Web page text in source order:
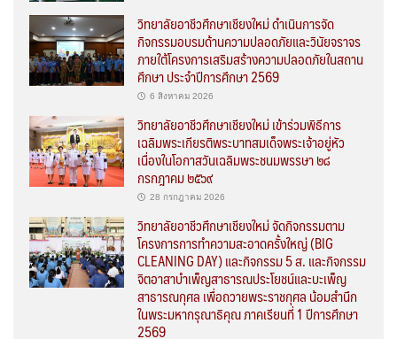
วิทยาลัยอาชีวศึกษาเชียงใหม่ ดำเนินการจัด
กิจกรรมอบรมด้านความปลอดภัยและวินัยจราจร
ภายใต้โครงการเสริมสร้างความปลอดภัยในสถาน
ศึกษา ประจำปีการศึกษา 2569
6 สิงหาคม 2026
วิทยาลัยอาชีวศึกษาเชียงใหม่ เข้าร่วมพิธีการ
เฉลิมพระเกียรติพระบาทสมเด็จพระเจ้าอยู่หัว
เนื่องในโอกาสวันเฉลิมพระชนมพรรษา ๒๘
กรกฎาคม ๒๕๖๙
28 กรกฎาคม 2026
วิทยาลัยอาชีวศึกษาเชียงใหม่ จัดกิจกรรมตาม
โครงการการทำความสะอาดครั้งใหญ่ (BIG
CLEANING DAY) และกิจกรรม 5 ส. และกิจกรรม
จิตอาสาบำเพ็ญสาธารณประโยชน์และบะเพ็ญ
สาธารณกุศล เพื่อถวายพระราชกุศล น้อมสำนึก
ในพระมหากรุณาธิคุณ ภาคเรียนที่ 1 ปีการศึกษา
2569